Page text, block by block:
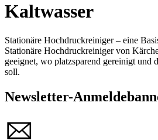
Kaltwasser
Stationäre Hochdruckreiniger – eine
Stationäre Hochdruckreiniger von
geeignet, wo platzsparend gereinigt und
soll.
Newsletter-